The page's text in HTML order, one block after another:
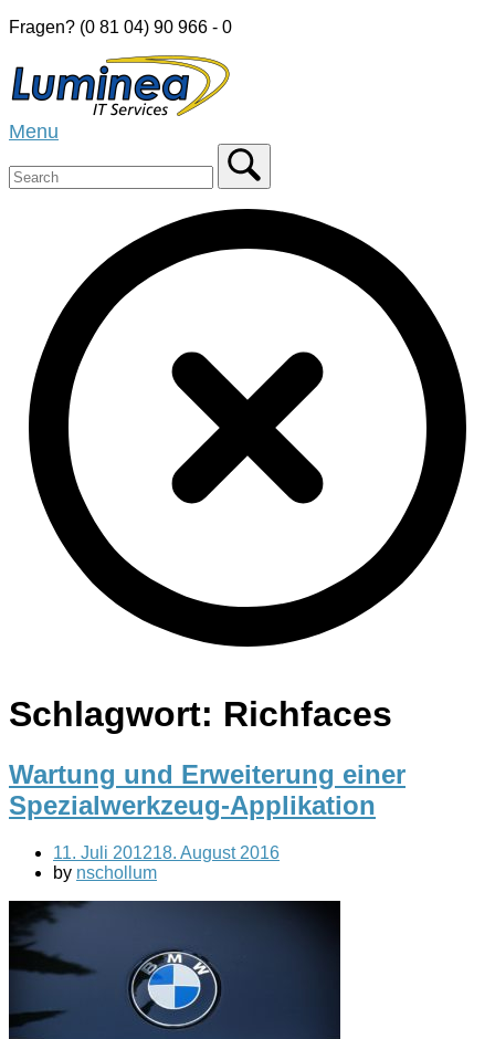
Skip
content
Fragen? (0 81 04) 90 966 - 0
Home
Menu
Schlagwort: Richfaces
Wartung und Erweiterung einer
Spezialwerkzeug-Applikation
11. Juli 201218. August 2016
by nschollum